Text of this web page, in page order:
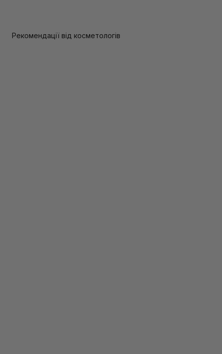
Рекомендації від косметологів